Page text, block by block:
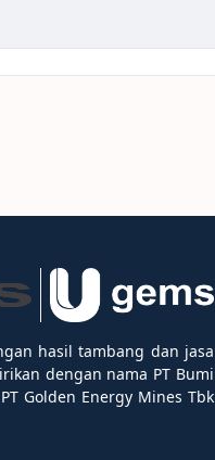
hasil tambang dan jasa
dengan nama PT Bumi
Golden Energy Mines Tbk